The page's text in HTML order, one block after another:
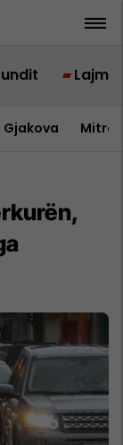
Lajme
Gjakova